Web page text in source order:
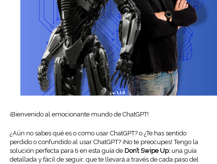
¡Bienvenido al emocionante mundo de ChatGPT!
¿Aún no sabes qué es o como usar ChatGPT? o ¿Te has sentido
perdido o confundido al usar ChatGPT? ¡No te preocupes! Tengo la
solución perfecta para ti en esta guía de Don’t Swipe Up: una guía
detallada y fácil de seguir, que te llevará a través de cada paso del